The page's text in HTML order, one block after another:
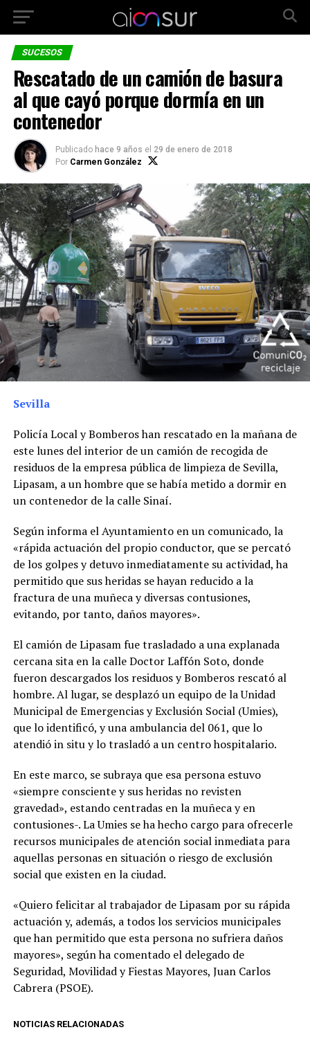
SUCESOS
Rescatado de un camión de basura
al que cayó porque dormía en un
contenedor
Publicado hace 9 años el 29 de enero de 2018
Por Carmen González
Sevilla
Policía Local y Bomberos han rescatado en la mañana de
este lunes del interior de un camión de recogida de
residuos de la empresa pública de limpieza de Sevilla,
Lipasam, a un hombre que se había metido a dormir en
un contenedor de la calle Sinaí.
Según informa el Ayuntamiento en un comunicado, la
«rápida actuación del propio conductor, que se percató
de los golpes y detuvo inmediatamente su actividad, ha
permitido que sus heridas se hayan reducido a la
fractura de una muñeca y diversas contusiones,
evitando, por tanto, daños mayores».
El camión de Lipasam fue trasladado a una explanada
cercana sita en la calle Doctor Laffón Soto, donde
fueron descargados los residuos y Bomberos rescató al
hombre. Al lugar, se desplazó un equipo de la Unidad
Municipal de Emergencias y Exclusión Social (Umies),
que lo identificó, y una ambulancia del 061, que lo
atendió in situ y lo trasladó a un centro hospitalario.
En este marco, se subraya que esa persona estuvo
«siempre consciente y sus heridas no revisten
gravedad», estando centradas en la muñeca y en
contusiones-. La Umies se ha hecho cargo para ofrecerle
recursos municipales de atención social inmediata para
aquellas personas en situación o riesgo de exclusión
social que existen en la ciudad.
«Quiero felicitar al trabajador de Lipasam por su rápida
actuación y, además, a todos los servicios municipales
que han permitido que esta persona no sufriera daños
mayores», según ha comentado el delegado de
Seguridad, Movilidad y Fiestas Mayores, Juan Carlos
Cabrera (PSOE).
NOTICIAS RELACIONADAS